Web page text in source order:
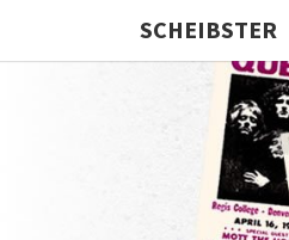
SCHEIBSTER